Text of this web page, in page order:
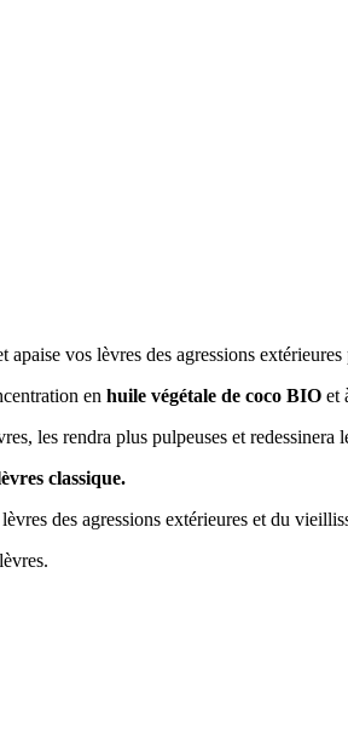
apaise vos lèvres des agressions
en huile végétale de coco BIO et
les rendra plus pulpeuses et
classique.
des agressions extérieures et du